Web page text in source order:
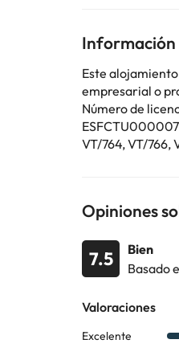
cambios por
Información
Este
empresarial o
Número de
VT/764, VT/766,
Opiniones
7.5
Bien
Basado